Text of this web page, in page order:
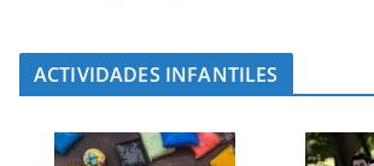
ACTIVIDADES INFANTILES